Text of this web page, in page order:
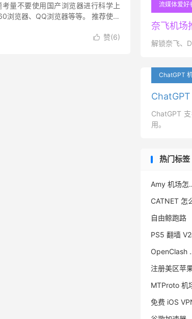
量不要使用国产浏览器进行科学上
浏览器、QQ浏览器等等。 推荐使用
 赞(6)
流媒体爱好
奈飞机场
解锁奈飞、
ChatGPT
ChatGPT
用。
热门标签
Amy
自由鲸跑路
MTProto 机
免费 iOS